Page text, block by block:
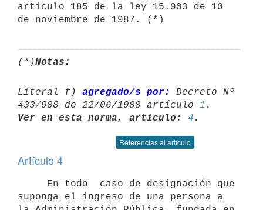
artículo 185 de la ley 15.903 de 10
de noviembre de 1987. (*)
(*)Notas:
Literal f) agregado/s por:
Decreto Nº
433/988 de 22/06/1988 artículo 1
Ver en esta norma, artículo:
4
Referencias al artículo
Artículo 4
suponga el ingreso de una persona a